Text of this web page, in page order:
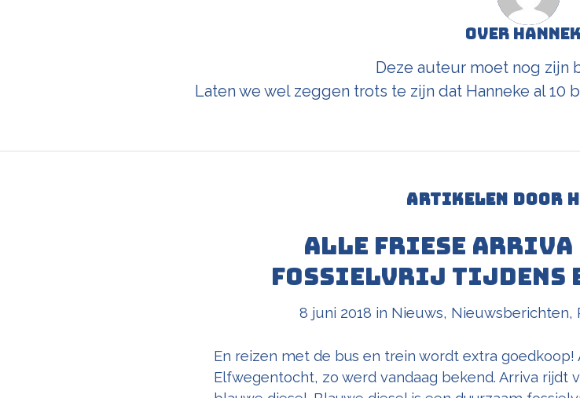
Over
Deze auteur moet nog zijn
Laten we wel zeggen trots te zijn dat Hanneke al 10
ARTIKELEN DOOR
Alle Friese Arriva
fossielvrij tijdens
8 juni 2018 in Nieuws, Nieuwsberichten,
En reizen met de bus en trein wordt extra
Elfwegentocht, zo werd vandaag bekend. Arriva rijdt